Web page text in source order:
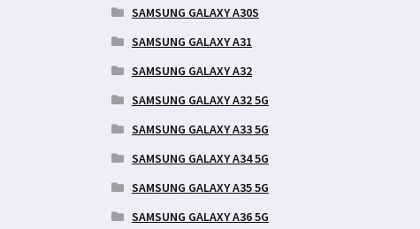
SAMSUNG GALAXY A30S
SAMSUNG GALAXY A31
SAMSUNG GALAXY A32
SAMSUNG GALAXY A32 5G
SAMSUNG GALAXY A33 5G
SAMSUNG GALAXY A34 5G
SAMSUNG GALAXY A35 5G
SAMSUNG GALAXY A36 5G